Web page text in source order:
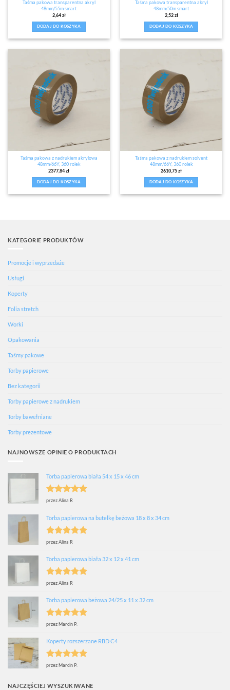
Taśma pakowa transparentna akryl
48mm/55m smart
2,64zł
DODAJ DO KOSZYKA
Taśma pakowa transparentna akryl
48mm/50m smart
2,52zł
DODAJ DO KOSZYKA
Taśma pakowa z nadrukiem akrylowa
48mm/66Y, 360 rolek
2377,84zł
DODAJ DO KOSZYKA
Taśma pakowa z nadrukiem solvent
48mm/66Y, 360 rolek
2610,75zł
DODAJ DO KOSZYKA
KATEGORIE PRODUKTÓW
Promocje i wyprzedaże
Usługi
Koperty
Folia stretch
Worki
Opakowania
Taśmy pakowe
Torby papierowe
Bez kategorii
Torby papierowe z nadrukiem
Torby bawełniane
Torby prezentowe
NAJNOWSZE OPINIE O PRODUKTACH
Torba papierowa biała 54 x 15 x 46 cm
Oceniono
przez Alina R
Torba papierowa na butelkę beżowa 18 x 8 x 34 cm
Oceniono
przez Alina R
Torba papierowa biała 32 x 12 x 41 cm
Oceniono
przez Alina R
Torba papierowa beżowa 24/25 x 11 x 32 cm
Oceniono
przez Marcin P.
Koperty rozszerzane RBD C4
Oceniono
przez Marcin P.
NAJCZĘŚCIEJ WYSZUKIWANE